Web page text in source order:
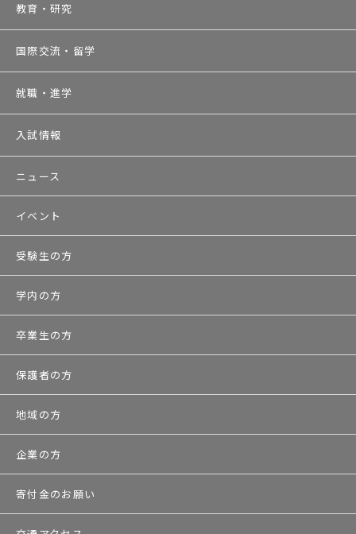
教育・研究
国際交流・留学
就職・進学
入試情報
ニュース
イベント
受験生の方
学内の方
卒業生の方
保護者の方
地域の方
企業の方
寄付金のお願い